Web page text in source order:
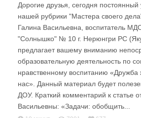
Дорогие друзья, сегодня постоянный
нашей рубрики "Мастера своего
Галина Васильевна, воспитатель
"Солнышко" № 10 г. Нерюнгри РС
предлагает вашему вниманию
образовательную деятельность по
нравственному воспитанию «Дружба
нас». Данный материал будет
ДОУ. Краткий комментарий к статье
Васильевны: «Задачи: обобщить...